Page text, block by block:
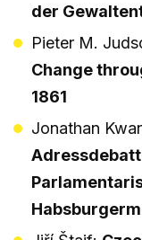
der
Pieter M.
Change
1861
Jonathan